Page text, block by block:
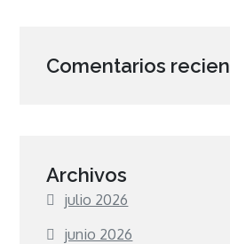
Comentarios
Archivos
julio 2026
junio 2026